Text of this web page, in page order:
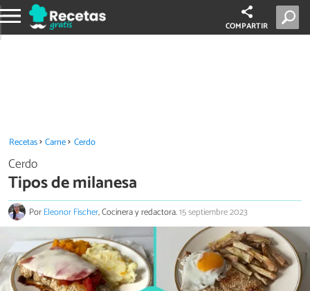
COMPARTIR
Recetas Carne Cerdo
Cerdo
Tipos de milanesa
PorEleonor Fischer, Cocinera y redactora.15 septiembre 2023